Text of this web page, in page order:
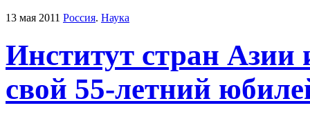
13 мая 2011 Россия. Наука
Институт стран
свой 55-летний